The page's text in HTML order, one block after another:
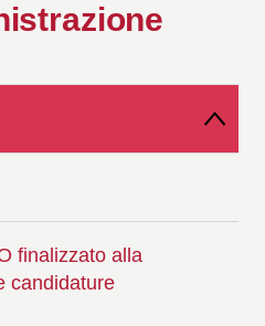
finalizzato alla
candidature